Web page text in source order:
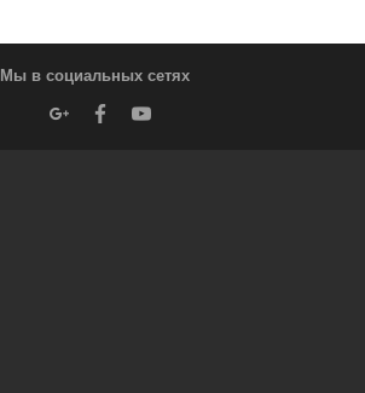
Мы в социальных сетях